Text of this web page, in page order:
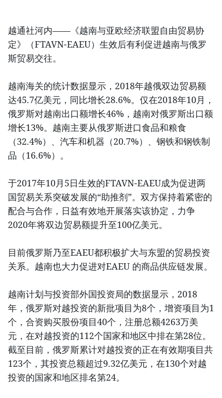
越通社河内——《越南与亚欧经济联盟自由贸易协
定》（FTAVN-EAEU）生效后有利促进越南与俄罗
斯贸易交往。
越南海关的统计数据显示，2018年越俄双边贸易额
达45.7亿美元，同比增长28.6%。仅在2018年10月，
俄罗斯对越南出口额增长46%，越南对俄罗斯出口额
增长13%。越南主要从俄罗斯进口食品和粮食
（32.4%）、汽车和机器（20.7%）、钢铁和钢铁制
品（16.6%）。
于2017年10月5日生效的FTAVN-EAEU成为促进两
国贸易关系突破发展的“助推剂”。双方保持着紧密的
配合与合作，日益有效地开展落实该协定，力争
2020年将双边贸易额提升至100亿美元。
目前俄罗斯乃至EAEU都积极扩大与东盟的贸易投资
关系。越南也大力促进对EAEU 的商品供应链发展。
越南计划与投资部外国投资局的数据显示，2018
年，俄罗斯对越投资的新批项目为8个，增资项目为1
个，合资购买股份项目40个，注册总额4263万美
元，在对越投资的112个国家和地区中排在第28位。
截至目前，俄罗斯累计对越投资的正在有效期项目共
123个，其投资总额超过9.32亿美元，在130个对越
投资的国家和地区排名第24。